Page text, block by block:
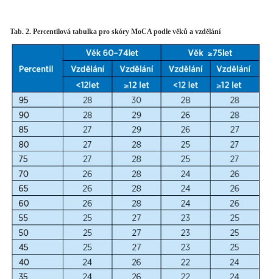
Tab. 2. Percentilová tabulka pro skóry MoCA podle věků a vzdělání